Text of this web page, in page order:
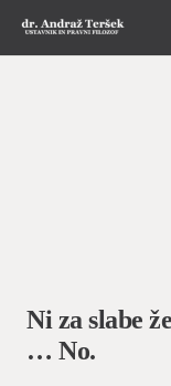
Ni za slabe
… No.